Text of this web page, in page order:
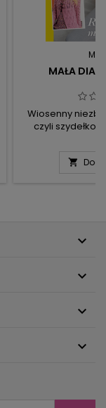
MAŁA
Wiosenny
czyli
bo w ostrym




